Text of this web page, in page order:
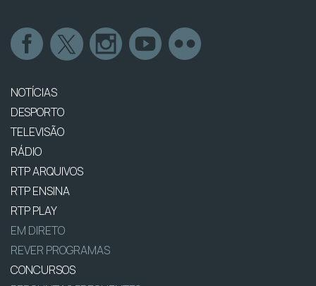
NOTÍCIAS
DESPORTO
TELEVISÃO
RÁDIO
RTP ARQUIVOS
RTP ENSINA
RTP PLAY
EM DIRETO
REVER PROGRAMAS
CONCURSOS